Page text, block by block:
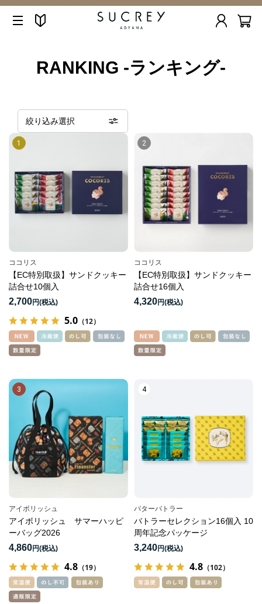
RANKING -ランキング-
絞り込み選択
1
ココリス
【EC特別取扱】サンドクッキー
詰合せ10個入
2,700円
5.0 （12）
2
ココリス
【EC特別取扱】サンドクッキー
詰合せ16個入
4,320円
3
アイボリッシュ
アイボリッシュ サマーハッピ
ーバッグ2026
4,860円
4.8 （19）
4
バターバトラー
バトラーセレクション16個入 10
周年記念パッケージ
3,240円
4.8 （102）